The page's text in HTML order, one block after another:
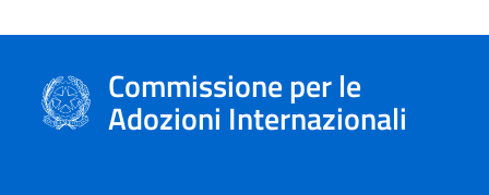
Commissione per le
Adozioni Internazionali